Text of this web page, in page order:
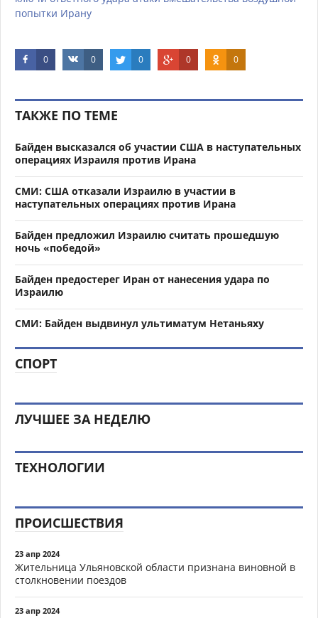
попытки Ирану
0 0 0 0 0
ТАКЖЕ ПО ТЕМЕ
Байден высказался об участии США в наступательных
операциях Израиля против Ирана
СМИ: США отказали Израилю в участии в
наступательных операциях против Ирана
Байден предложил Израилю считать прошедшую
ночь «победой»
Байден предостерег Иран от нанесения удара по
Израилю
СМИ: Байден выдвинул ультиматум Нетаньяху
СПОРТ
ЛУЧШЕЕ ЗА НЕДЕЛЮ
ТЕХНОЛОГИИ
ПРОИСШЕСТВИЯ
23 апр 2024
Жительница Ульяновской области признана виновной в
столкновении поездов
23 апр 2024